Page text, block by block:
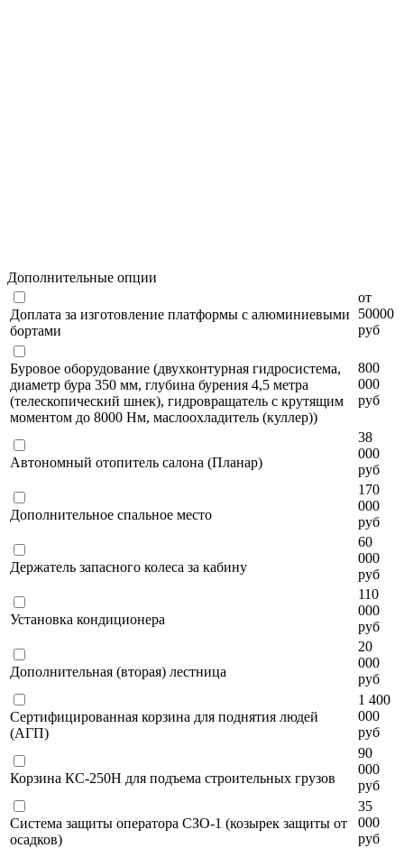
Дополнительные опции
Доплата за изготовление платформы с алюминиевыми
бортами
от
50000
руб
Буровое оборудование (двухконтурная гидросистема,
диаметр бура 350 мм, глубина бурения 4,5 метра
(телескопический шнек), гидровращатель с крутящим
моментом до 8000 Нм, маслоохладитель (куллер))
800
000
руб
Автономный отопитель салона (Планар)
38
000
руб
Дополнительное спальное место
170
000
руб
Держатель запасного колеса за кабину
60
000
руб
Установка кондиционера
110
000
руб
Дополнительная (вторая) лестница
20
000
руб
Сертифицированная корзина для поднятия людей
(АГП)
1 400
000
руб
Корзина КС-250Н для подъема строительных грузов
90
000
руб
Система защиты оператора СЗО-1 (козырек защиты от
осадков)
35
000
руб